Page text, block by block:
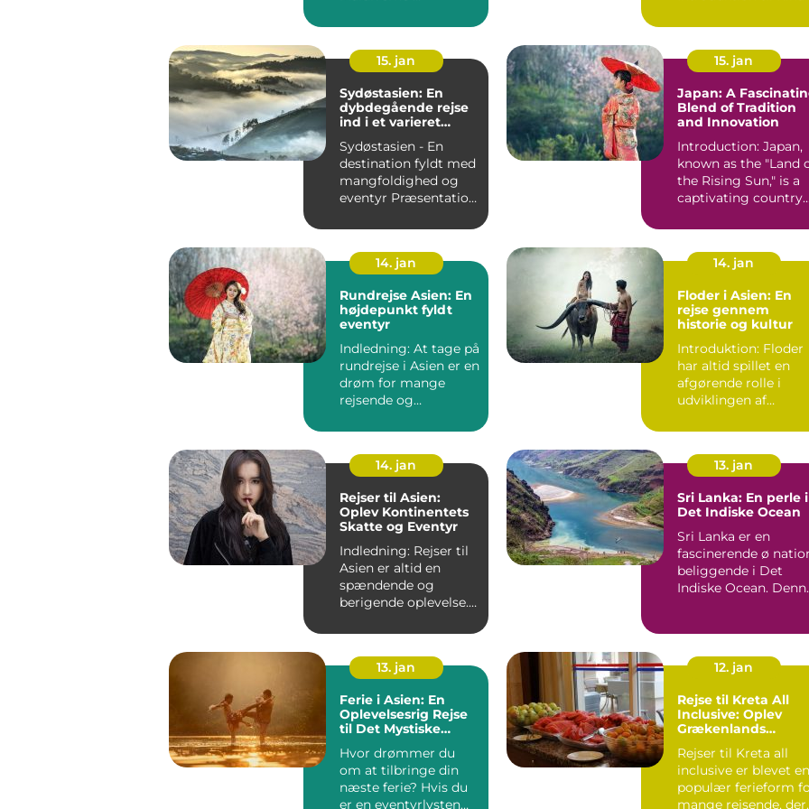
15. jan
Sydøstasien: En
dybdegående rejse
ind i et varieret
Sydøstasien - En
destination fyldt med
mangfoldighed og
eventyr Præsentation
15. jan
Japan: A
Blend of Tradition
and Innovation
Introduction: Japan,
known as the "Land
the Rising Sun," is a
captivating country
14. jan
Rundrejse Asien: En
højdepunkt fyldt
eventyr
Indledning: At tage på
rundrejse i Asien er en
drøm for mange
rejsende og
mennesker. D...
14. jan
Floder i Asien: En
rejse gennem
historie og kultur
Introduktion: Floder
har altid spillet en
afgørende rolle i
udviklingen af
kulture...
14. jan
Rejser til Asien:
Oplev Kontinentets
Skatte og Eventyr
Indledning: Rejser til
Asien er altid en
spændende og
berigende oplevelse.
enes...
13. jan
Sri Lanka: En perle i
Det Indiske Ocean
Sri Lanka er en
fascinerende ø
beliggende i Det
Indiske Ocean.
13. jan
Ferie i Asien: En
Oplevelsesrig Rejse
til Det Mystiske
Hvor drømmer du
om at tilbringe din
næste ferie? Hvis du
er en eventyrlysten
12. jan
Rejse til Kreta All
Inclusive: Oplev
Grækenlands
Rejser til Kreta all
inclusive er blevet en
populær ferieform
mange rejsende, der